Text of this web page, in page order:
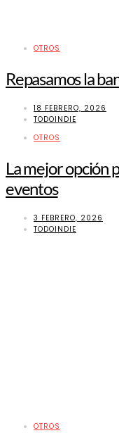
OTROS
Repasamos la
18 FEBRERO, 2026
TODOINDIE
OTROS
La mejor opción
eventos
3 FEBRERO, 2026
TODOINDIE
OTROS